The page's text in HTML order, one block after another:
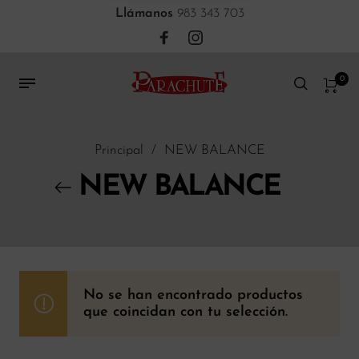
Llámanos 983 343 703
0
Principal / NEW BALANCE
NEW BALANCE
No se han encontrado productos
que coincidan con tu selección.